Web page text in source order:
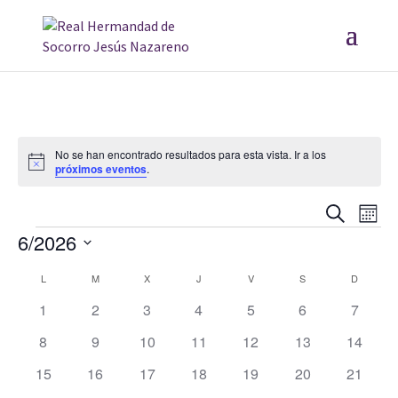
Aviso
No se han encontrado resultados para esta vista. Ir a los
próximos eventos.
vistas
BuscarMes
Eventos
6/2026
Calendario
de
Eventos
L MMARTES X MIÉRCOLES
J VVIERNES S D
0
1
0
2
0
3
0
4
0
5
0
6
0
7
0
8
0
9
0
10
0
11
0
12
0
13
0
14
0
15
0
16
0
17
0
18
0
19
0
20
0
21